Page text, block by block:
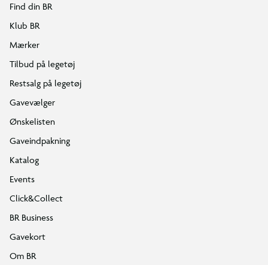
Find din BR
Klub BR
Mærker
Tilbud på legetøj
Restsalg på legetøj
Gavevælger
Ønskelisten
Gaveindpakning
Katalog
Events
Click&Collect
BR Business
Gavekort
Om BR